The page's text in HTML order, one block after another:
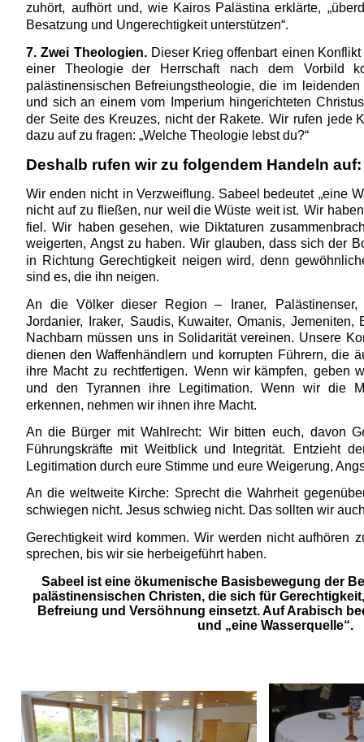
zuhört, aufhört und, wie Kairos Palästina erklärte,
Besatzung und Ungerechtigkeit unterstützen“.
7. Zwei Theologien. Dieser Krieg offenbart einen Konflikt
einer
Theologie der Herrschaft nach dem Vorbild
palästinensischen Befreiungstheologie, die im
leidenden
und sich an einem vom Imperium hingerichteten Christus
der Seite des Kreuzes, nicht der Rakete. Wir rufen jede
dazu auf zu fragen: „Welche Theologie lebst du?“
Deshalb rufen wir zu folgendem Handeln auf:
Wir enden nicht in Verzweiflung. Sabeel bedeutet „eine
nicht auf zu fließen, nur weil die Wüste weit ist. Wir haben
fiel. Wir haben gesehen, wie Diktaturen
weigerten, Angst zu haben. Wir glauben, dass sich der
in Richtung Gerechtigkeit neigen wird, denn
sind es, die ihn neigen.
An
die Völker dieser Region – Iraner,
Palästinenser,
Jordanier,
Iraker, Saudis, Kuwaiter, Omanis, Jemeniten,
Nachbarn müssen uns in Solidarität vereinen. Unsere
dienen den Waffenhändlern und korrupten Führern, die
ihre Macht zu rechtfertigen. Wenn wir kämpfen, geben
und
den Tyrannen ihre Legitimation. Wenn wir die
erkennen, nehmen wir ihnen ihre Macht.
An die Bürger mit Wahlrecht: Wir bitten euch, davon
Führungskräfte mit Weitblick und Integrität. Entzieht
Legitimation durch eure Stimme und eure Weigerung,
An die weltweite Kirche: Sprecht die Wahrheit
schwiegen nicht. Jesus schwieg nicht. Das sollten wir
Gerechtigkeit wird kommen. Wir werden nicht aufhören
sprechen, bis wir sie herbeigeführt haben.
Sabeel ist eine ökumenische Basisbewegung der
palästinensischen Christen, die sich für
Befreiung und Versöhnung einsetzt. Auf Arabisch
und „eine Wasserquelle“.